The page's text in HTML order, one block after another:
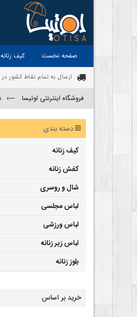
صفحه نخست کیف زنانه
ارسال به تمام نقاط کشور
فروشگاه اینترنتی اوتیسا —›
دسته بندی
کیف زنانه
کفش زنانه
شال و روسری
لباس مجلسی
لباس ورزشی
لباس زیر زنانه
بلوز زنانه
خرید بر اساس